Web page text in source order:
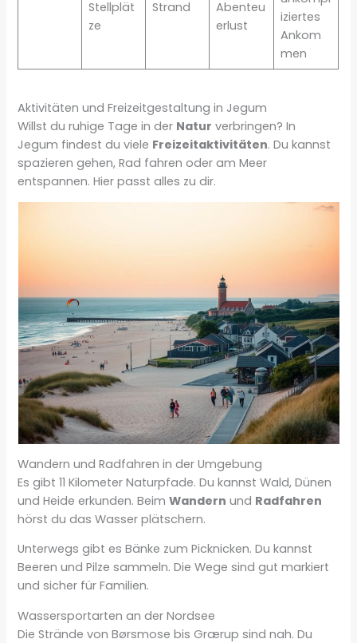
Stellplät
ze
Strand
Abenteu
erlust
iziertes
Ankom
men
Aktivitäten und Freizeitgestaltung in Jegum
Willst du ruhige Tage in der Natur verbringen? In
Jegum findest du viele Freizeitaktivitäten. Du kannst
spazieren gehen, Rad fahren oder am Meer
entspannen. Hier passt alles zu dir.
Wandern und Radfahren in der Umgebung
Es gibt 11 Kilometer Naturpfade. Du kannst Wald, Dünen
und Heide erkunden. BeimWandern und Radfahren
hörst du das Wasser plätschern.
Unterwegs gibt es Bänke zum Picknicken. Du kannst
Beeren und Pilze sammeln. Die Wege sind gut markiert
und sicher für Familien.
Wassersportarten an der Nordsee
Die Strände von Børsmose bis Grærup sind nah. Du